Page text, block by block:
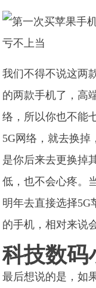
我们不得不说这两
的两款手机了，高
络，所以你也不能
5G网络，就去换掉
是你后来去更换掉
低，也不会心疼。
明年去直接选择5G
的手机，相对来说
科技数码
最后想说的是，如